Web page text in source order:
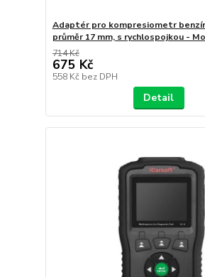
Adaptér pro kompresiometr
průměr 17 mm, s rychlospojkou -
714 Kč
675 Kč
558 Kč bez DPH
Detail